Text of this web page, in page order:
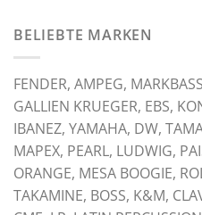
59,00 €
BELIEBTE MARKEN
FENDER, AMPEG,
GALLIEN KRUEGER, EBS,
IBANEZ, YAMAHA, DW,
MAPEX, PEARL, LUDWIG,
ORANGE, MESA BOOGIE,
TAKAMINE, BOSS, K&M,